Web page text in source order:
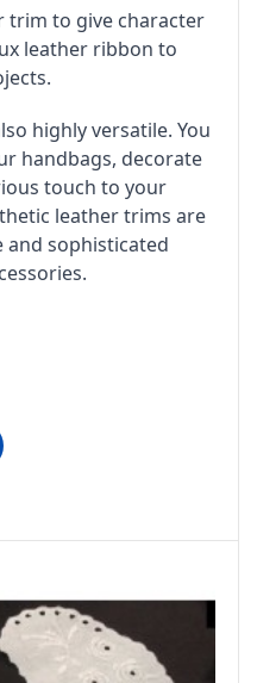
trim to give character
leather ribbon to
highly versatile. You
handbags, decorate
touch to your
leather trims are
sophisticated